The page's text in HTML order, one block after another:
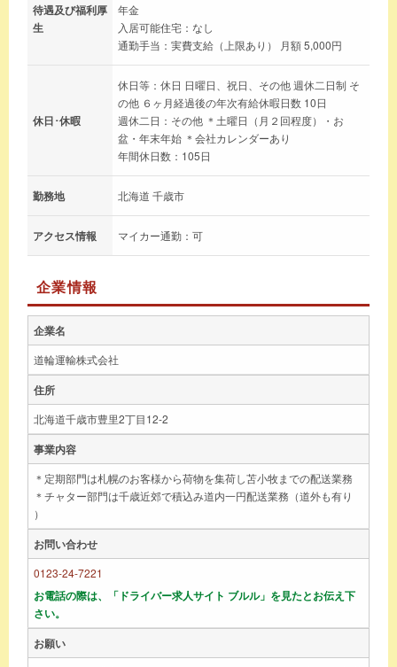
待遇及び福利厚
生
年金
入居可能住宅：なし
通勤手当：実費支給（上限あり） 月額 5,000円
休日･休暇
休日等：休日 日曜日、祝日、その他 週休二日制 そ
の他 ６ヶ月経過後の年次有給休暇日数 10日
週休二日：その他 ＊土曜日（月２回程度）・お
盆・年末年始 ＊会社カレンダーあり
年間休日数：105日
勤務地 北海道 千歳市
アクセス情報 マイカー通勤：可
企業情報
企業名
道輪運輸株式会社
住所
北海道千歳市豊里2丁目12-2
事業内容
＊定期部門は札幌のお客様から荷物を集荷し苫小牧までの配送業務
＊チャター部門は千歳近郊で積込み道内一円配送業務（道外も有り
）
お問い合わせ
0123-24-7221
お電話の際は、「ドライバー求人サイト ブルル」を見たとお伝え下
さい。
お願い